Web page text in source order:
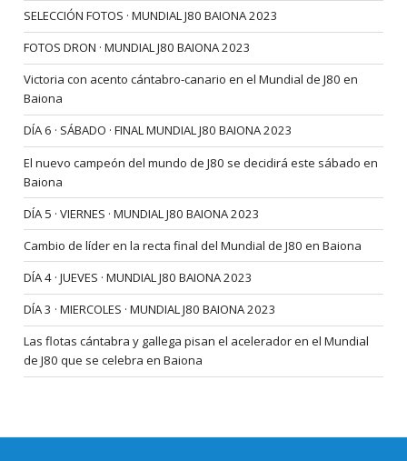
SELECCIÓN FOTOS · MUNDIAL J80 BAIONA 2023
FOTOS DRON · MUNDIAL J80 BAIONA 2023
Victoria con acento cántabro-canario en el Mundial de J80 en
Baiona
DÍA 6 · SÁBADO · FINAL MUNDIAL J80 BAIONA 2023
El nuevo campeón del mundo de J80 se decidirá este sábado en
Baiona
DÍA 5 · VIERNES · MUNDIAL J80 BAIONA 2023
Cambio de líder en la recta final del Mundial de J80 en Baiona
DÍA 4 · JUEVES · MUNDIAL J80 BAIONA 2023
DÍA 3 · MIERCOLES · MUNDIAL J80 BAIONA 2023
Las flotas cántabra y gallega pisan el acelerador en el Mundial
de J80 que se celebra en Baiona